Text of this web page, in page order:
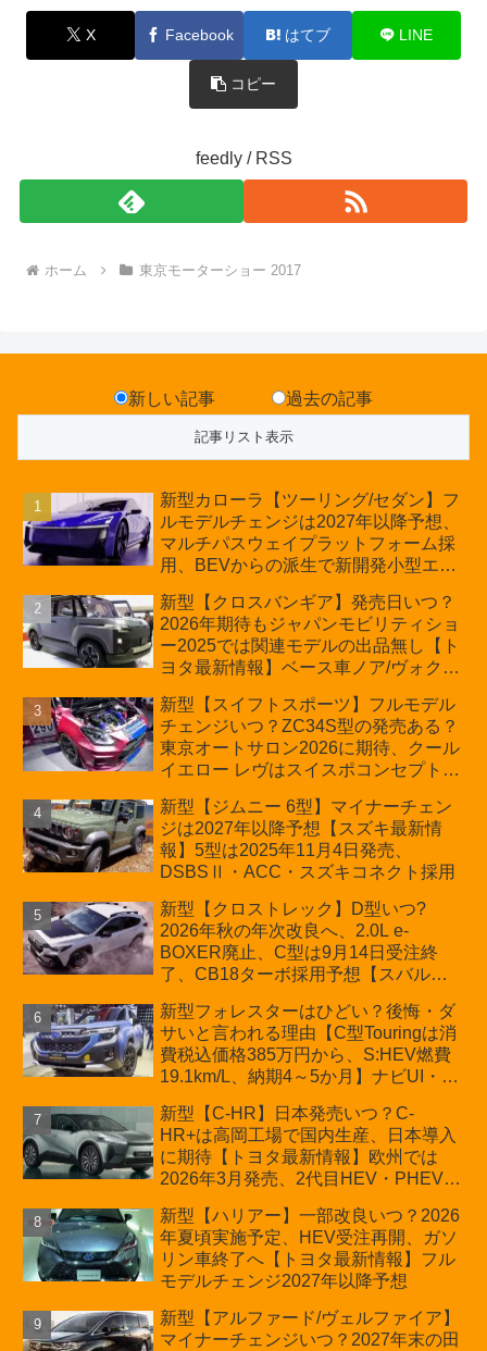
X Facebook はてブ LINE
コピー
feedly / RSS
ホーム 東京モーターショー 2017
新しい記事 過去の記事
新型カローラ【ツーリング/セダン】フ
ルモデルチェンジは2027年以降予想、
マルチパスウェイプラットフォーム採
用、BEVからの派生で新開発小型エン
の採用は無しか【トヨタ最新情報】60
周年記念車発売
新型【クロスバンギア】発売日いつ？
2026年期待もジャパンモビリティショ
ー2025では関連モデルの出品無し【ト
ヨタ最新情報】ベース車ノア/ヴォクシ
ほか「コア」と「ツール」、デリカ
D:5対抗のクロスオーバーSUVミニバ
ン
新型【スイフトスポーツ】フルモデル
チェンジいつ？ZC34S型の発売ある？
東京オートサロン2026に期待、クール
イエロー レヴはスイスポコンセプト
プが争点【スズキ最新情報】特別仕様
車「ZC33S Final Edition」終了
新型【ジムニー 6型】マイナーチェン
ジは2027年以降予想【スズキ最新情
報】5型は2025年11月4日発売、
DSBSⅡ・ACC・スズキコネクト採用
新型【クロストレック】D型いつ?
2026年秋の年次改良へ、2.0L e-
BOXER廃止、C型は9月14日受注終
了、CB18ターボ採用予想【スバル最
新型フォレスターはひどい？後悔・ダ
サいと言われる理由【C型Touringは消
費税込価格385万円から、S:HEV燃費
19.1km/L、納期4～5か月】ナビUI・冬
カーオブザイヤーとJNCAP大賞受賞後
も残る注意点
新型【C-HR】日本発売いつ？C-
HR+は高岡工場で国内生産、日本導入
に期待【トヨタ最新情報】欧州では
2026年3月発売、2代目HEV・PHEVは
新型【ハリアー】一部改良いつ？2026
年夏頃実施予定、HEV受注再開、ガソ
リン車終了へ【トヨタ最新情報】フル
モデルチェンジ2027年以降予想
新型【アルファード/ヴェルファイア】
マイナーチェンジいつ？2027年末の田